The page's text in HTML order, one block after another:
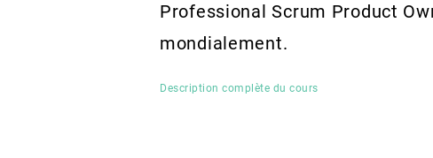
Professional Scrum Product
mondialement.
Description complète du cours